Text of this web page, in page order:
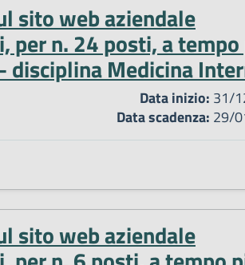
sito web aziendale
n. 24 posti, a tempo
Medicina
Data inizio: 31/
Data scadenza: 29/
sito web aziendale